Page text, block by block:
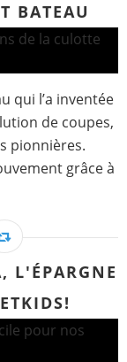
BATEAU
qui l’a inventée
de coupes,
pionnières.
grâce à
L'ÉPARGNE